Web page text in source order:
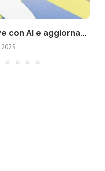
con AI e aggiorna...